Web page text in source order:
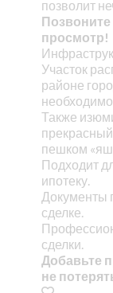
позволит
просмотр!
Участок
районе
Также
пешком
Подходит
ипотеку.
Документы
сделке.
сделки.
Добавьте
не